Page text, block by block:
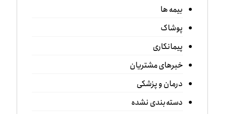
بیمه ها
پوشاک
پیمانکاری
خبرهای مشتریان
درمان و پزشکی
دسته‌بندی نشده